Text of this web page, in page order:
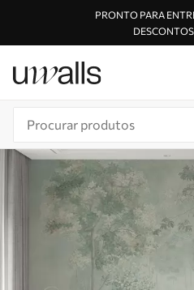
PRONTO PARA